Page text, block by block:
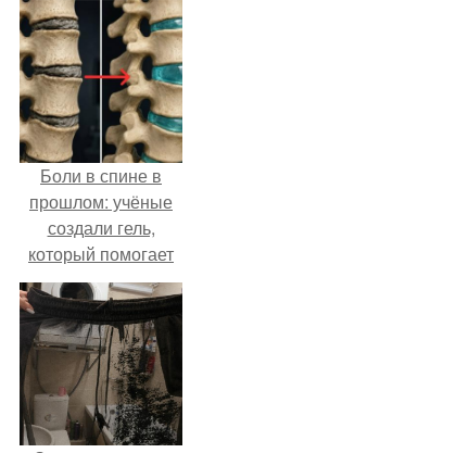
Боли в спине в
прошлом: учёные
создали гель,
который помогает
восстанавливать
межпозвоночные
диски.